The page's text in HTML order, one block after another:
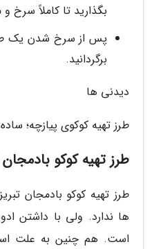
بگذارید تا کاملاً سرخ
پس از سرخ شدن یک
برگردانید.
دیدنی ها
طرز تهیه کوکوی پیازچه؛
طرز تهیه کوکو
طرز تهیه کوکو بادمجان
ها ندارد. ولی با داشتن
است. هم چنین به علت